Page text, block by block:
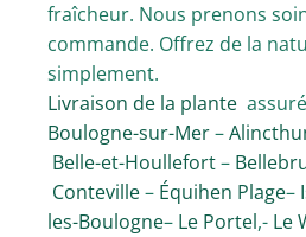
fraîcheur. Nous prenons
commande. Offrez de la
simplement.
Livraison de la plante
Boulogne-sur-Mer–
Belle-et-Houllefort–
Conteville– Équihen Plage–
les-Boulogne– Le Portel,- Le